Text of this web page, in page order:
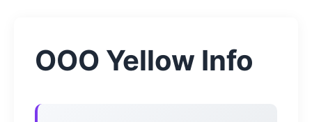
ООО Yellow Info